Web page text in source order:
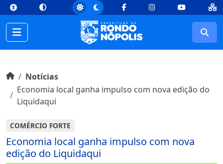
topConteúdo [1] Menu Principal [2] Busca [3] Rodapé [4]
FacebookInstagramYoutube
Início do conteúdo
InícioNotícias
Economia local ganha impulso com nova edição do
Liquidaqui
COMÉRCIO FORTE
Economia local ganha impulso com nova
edição do Liquidaqui